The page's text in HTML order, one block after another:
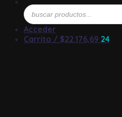
Búsqueda
de
productos
Acceder
Carrito / $22.176,69 24